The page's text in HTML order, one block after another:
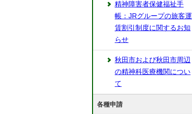
精神障害者保健福祉手
帳：JRグループの旅客運
賃割引制度に関するお知
らせ
秋田市および秋田市周辺
の精神科医療機関につい
て
各種申請